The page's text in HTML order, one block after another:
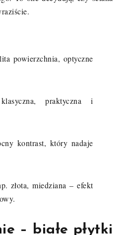
powierzchnia, optyczne
praktyczna i
kontrast, który nadaje
złota, miedziana – efekt
– białe płytki